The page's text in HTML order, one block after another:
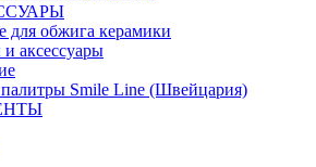
для обжига керамики
аксессуары
Smile Line (Швейцария)